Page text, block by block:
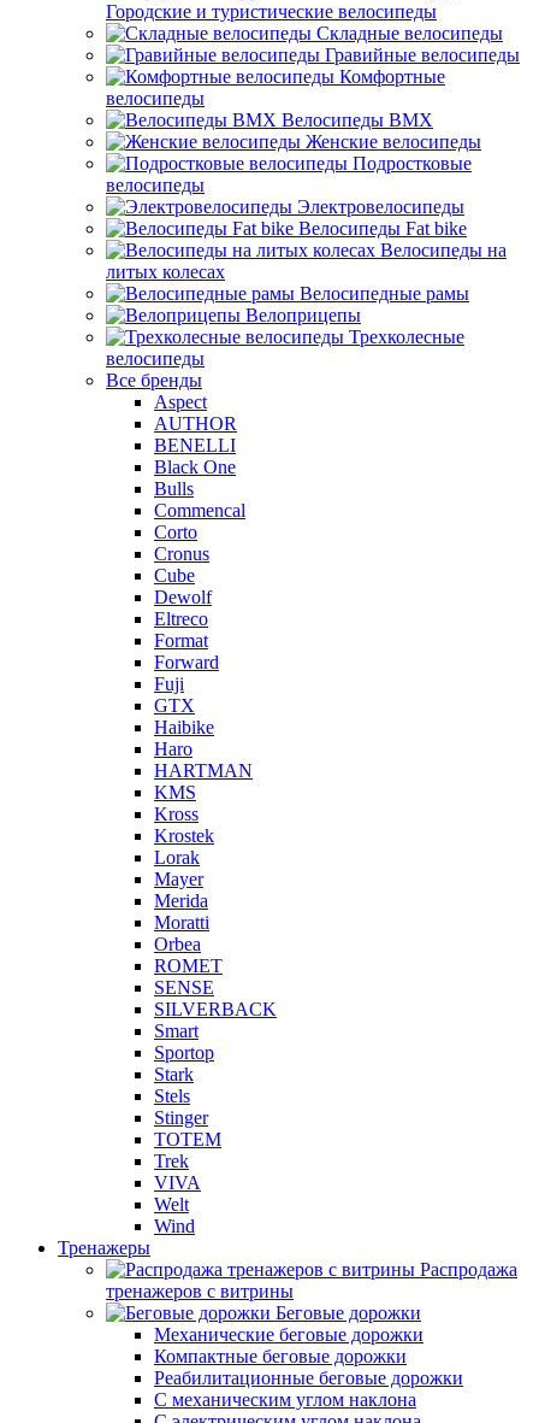
Городские и туристические велосипеды
Складные велосипеды
Гравийные велосипеды
Комфортные
велосипеды
Велосипеды BMX
Женские велосипеды
Подростковые
велосипеды
Электровелосипеды
Велосипеды Fat bike
Велосипеды на
литых колесах
Велосипедные рамы
Велоприцепы
Трехколесные
велосипеды
Все бренды
Aspect
AUTHOR
BENELLI
Black One
Bulls
Commencal
Corto
Cronus
Cube
Dewolf
Eltreco
Format
Forward
Fuji
GTX
Haibike
Haro
HARTMAN
KMS
Kross
Krostek
Lorak
Mayer
Merida
Moratti
Orbea
ROMET
SENSE
SILVERBACK
Smart
Sportop
Stark
Stels
Stinger
TOTEM
Trek
VIVA
Welt
Wind
Тренажеры
Распродажа
тренажеров с витрины
Беговые дорожки
Механические беговые дорожки
Компактные беговые дорожки
Реабилитационные беговые дорожки
С механическим углом наклона